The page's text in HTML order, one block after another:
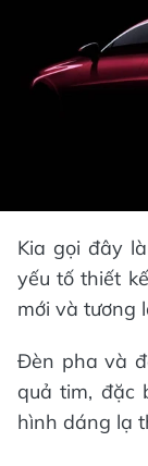
Kia gọi đây
yếu tố thiết
mới và tương
Đèn pha và
quả tim, đặc
hình dáng lạ